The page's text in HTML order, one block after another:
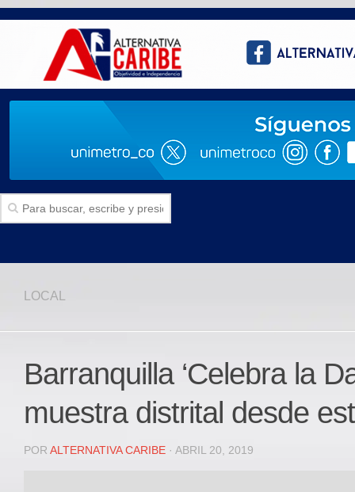
Politica
Deportes
JUDICIAL
LOCAL
Barranquilla ‘Celebra la
muestra distrital desde
POR ALTERNATIVA CARIBE · ABRIL 20, 2019